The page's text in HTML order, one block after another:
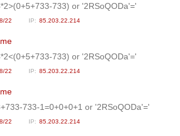
733) or '2RSoQODa'='
22 85.203.22.214
733) or '2RSoQODa'='
22 85.203.22.214
733-1=0+0+0+1 or '2RSoQODa'='
22 85.203.22.214